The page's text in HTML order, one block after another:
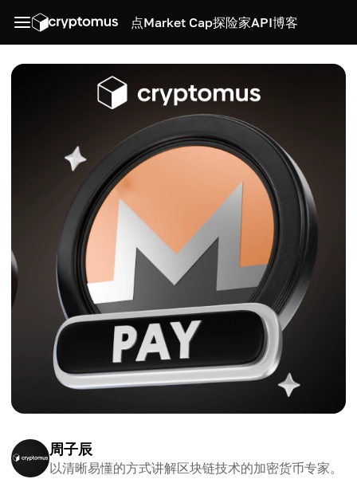
点Market Cap探险家API博客
周子辰
以清晰易懂的方式讲解区块链技术的加密货币专家。